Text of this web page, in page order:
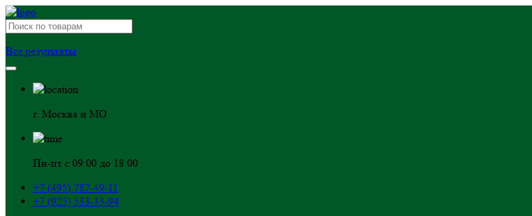
Все результаты
г. Москва и МО
Пн-пт с 09:00 до 18:00
+7 (495) 787-49-11
+7 (925) 533-33-94